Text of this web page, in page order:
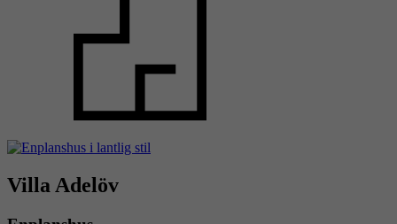
Villa Adelöv